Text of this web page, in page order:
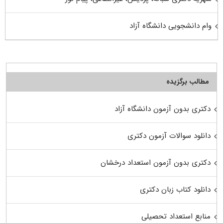
وام دانشجویی دانشگاه آزاد
مطالب برگزیده
دکتری بدون آزمون دانشگاه آزاد
دانلود سوالات آزمون دکتری
دکتری بدون آزمون استعداد درخشان
دانلود کتاب زبان دکتری
منابع استعداد تحصیلی